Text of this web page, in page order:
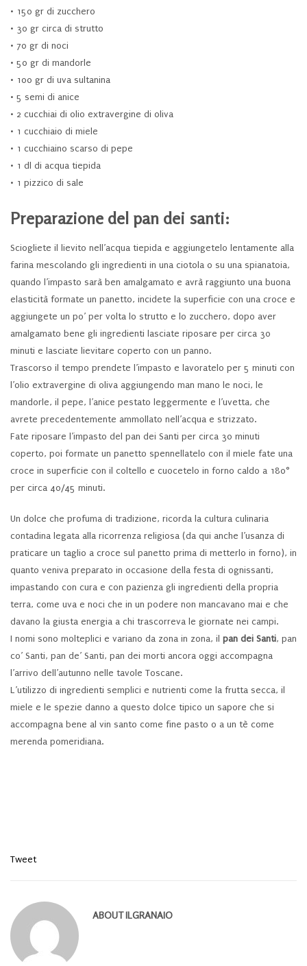
• 150 gr di zucchero
• 30 gr circa di strutto
• 70 gr di noci
• 50 gr di mandorle
• 100 gr di uva sultanina
• 5 semi di anice
• 2 cucchiai di olio extravergine di oliva
• 1 cucchiaio di miele
• 1 cucchiaino scarso di pepe
• 1 dl di acqua tiepida
• 1 pizzico di sale
Preparazione del pan dei santi:
Sciogliete il lievito nell’acqua tiepida e aggiungetelo lentamente alla
farina mescolando gli ingredienti in una ciotola o su una spianatoia,
quando l’impasto sarà ben amalgamato e avrà raggiunto una buona
elasticità formate un panetto, incidete la superficie con una croce e
aggiungete un po’ per volta lo strutto e lo zucchero, dopo aver
amalgamato bene gli ingredienti lasciate riposare per circa 30
minuti e lasciate lievitare coperto con un panno.
Trascorso il tempo prendete l’impasto e lavoratelo per 5 minuti con
l’olio extravergine di oliva aggiungendo man mano le noci, le
mandorle, il pepe, l’anice pestato leggermente e l’uvetta, che
avrete precedentemente ammollato nell’acqua e strizzato.
Fate riposare l’impasto del pan dei Santi per circa 30 minuti
coperto, poi formate un panetto spennellatelo con il miele fate una
croce in superficie con il coltello e cuocetelo in forno caldo a 180°
per circa 40/45 minuti.
Un dolce che profuma di tradizione, ricorda la cultura culinaria
contadina legata alla ricorrenza religiosa (da qui anche l’usanza di
praticare un taglio a croce sul panetto prima di metterlo in forno), in
quanto veniva preparato in occasione della festa di ognissanti,
impastando con cura e con pazienza gli ingredienti della propria
terra, come uva e noci che in un podere non mancavano mai e che
davano la giusta energia a chi trascorreva le giornate nei campi.
I nomi sono molteplici e variano da zona in zona, il pan dei Santi, pan
co’ Santi, pan de’ Santi, pan dei morti ancora oggi accompagna
l’arrivo dell’autunno nelle tavole Toscane.
L’utilizzo di ingredienti semplici e nutrienti come la frutta secca, il
miele e le spezie danno a questo dolce tipico un sapore che si
accompagna bene al vin santo come fine pasto o a un tè come
merenda pomeridiana.
Tweet
ABOUTILGRANAIO